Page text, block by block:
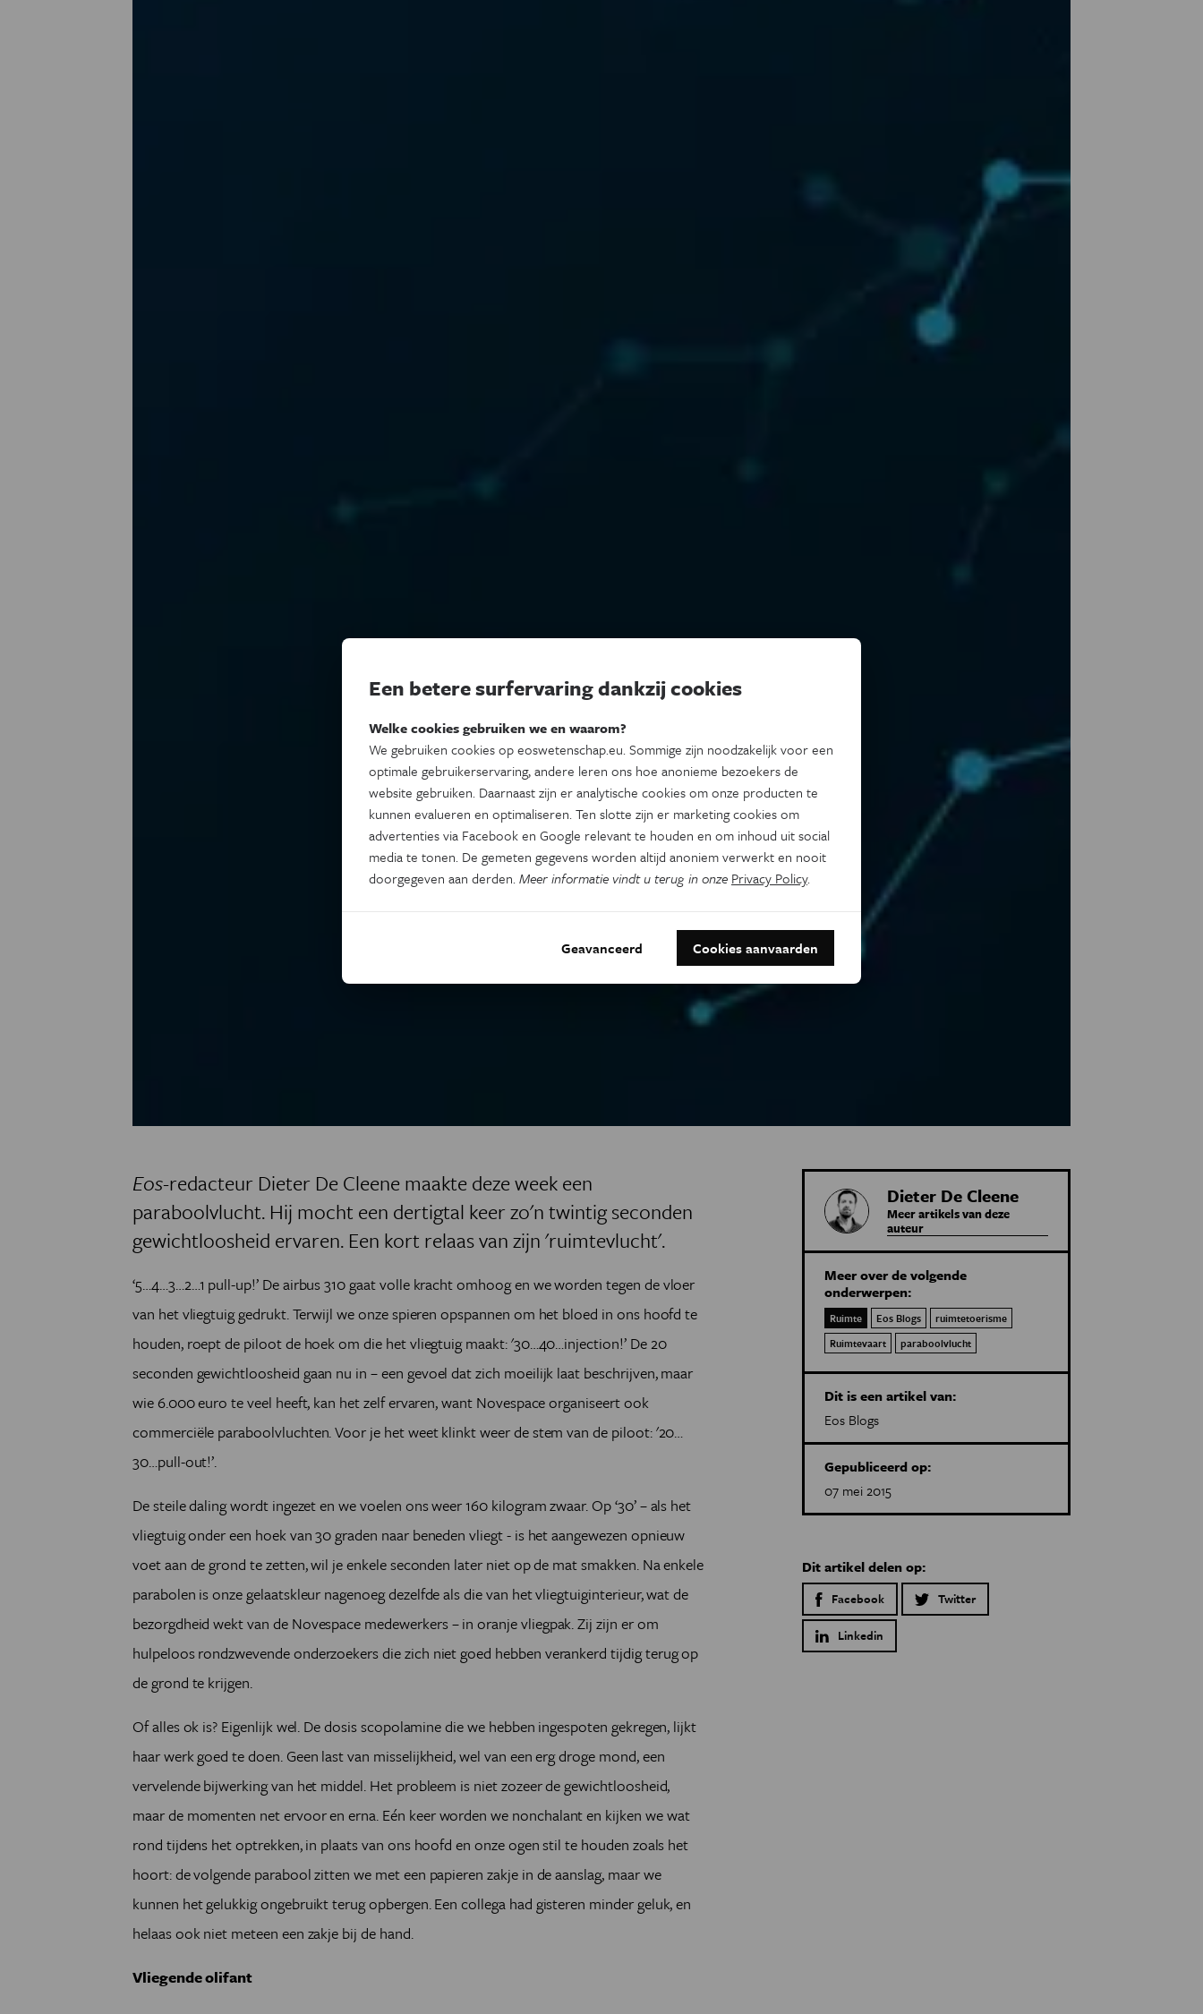
Eos-redacteur Dieter De Cleene maakte deze week een
paraboolvlucht. Hij mocht een dertigtal keer zo'n twintig seconden
gewichtloosheid ervaren. Een kort relaas van zijn 'ruimtevlucht'.
‘5…4…3…2…1 pull-up!’ De airbus 310 gaat volle kracht omhoog en we worden tegen de vloer
van het vliegtuig gedrukt. Terwijl we onze spieren opspannen om het bloed in ons hoofd te
houden, roept de piloot de hoek om die het vliegtuig maakt: '30…40…injection!’ De 20
seconden gewichtloosheid gaan nu in – een gevoel dat zich moeilijk laat beschrijven, maar
wie 6.000 euro te veel heeft, kan het zelf ervaren, want Novespace organiseert ook
commerciële paraboolvluchten. Voor je het weet klinkt weer de stem van de piloot: '20…
30…pull-out!’.
De steile daling wordt ingezet en we voelen ons weer 160 kilogram zwaar. Op ‘30’ – als het
vliegtuig onder een hoek van 30 graden naar beneden vliegt - is het aangewezen opnieuw
voet aan de grond te zetten, wil je enkele seconden later niet op de mat smakken. Na enkele
parabolen is onze gelaatskleur nagenoeg dezelfde als die van het vliegtuiginterieur, wat de
bezorgdheid wekt van de Novespace medewerkers – in oranje vliegpak. Zij zijn er om
hulpeloos rondzwevende onderzoekers die zich niet goed hebben verankerd tijdig terug op
de grond te krijgen.
Of alles ok is? Eigenlijk wel. De dosis scopolamine die we hebben ingespoten gekregen, lijkt
haar werk goed te doen. Geen last van misselijkheid, wel van een erg droge mond, een
vervelende bijwerking van het middel. Het probleem is niet zozeer de gewichtloosheid,
maar de momenten net ervoor en erna. Eén keer worden we nonchalant en kijken we wat
rond tijdens het optrekken, in plaats van ons hoofd en onze ogen stil te houden zoals het
hoort: de volgende parabool zitten we met een papieren zakje in de aanslag, maar we
kunnen het gelukkig ongebruikt terug opbergen. Een collega had gisteren minder geluk, en
helaas ook niet meteen een zakje bij de hand.
Vliegende olifant
Dieter De Cleene
Meer artikels van deze
auteur
Meer over de volgende
onderwerpen:
Ruimte Eos Blogs
ruimtetoerisme
Ruimtevaart
paraboolvlucht
Dit is een artikel van:
Eos Blogs
Gepubliceerd op:
07 mei 2015
Dit artikel delen op:
Facebook Twitter
Linkedin
Een betere surfervaring dankzij cookies
Welke cookies gebruiken we en waarom?
We gebruiken cookies op eoswetenschap.eu. Sommige zijn noodzakelijk voor een
optimale gebruikerservaring, andere leren ons hoe anonieme bezoekers de
website gebruiken. Daarnaast zijn er analytische cookies om onze producten te
kunnen evalueren en optimaliseren. Ten slotte zijn er marketing cookies om
advertenties via Facebook en Google relevant te houden en om inhoud uit social
media te tonen. De gemeten gegevens worden altijd anoniem verwerkt en nooit
doorgegeven aan derden.Meer informatie vindt u terug in onze Privacy Policy.
Geavanceerd Cookies aanvaarden